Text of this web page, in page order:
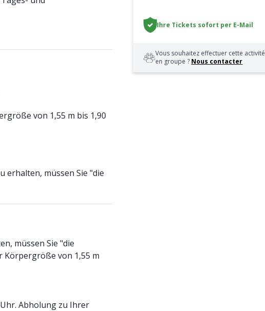
von 1,55 m bis 1,90
erhalten, müssen Sie "die
müssen Sie "die
Körpergröße von 1,55 m
Uhr. Abholung zu Ihrer
Ihre Tickets sofort per E-Mail
Vous souhaitez effectuer cette activité
en groupe ? Nous contacter